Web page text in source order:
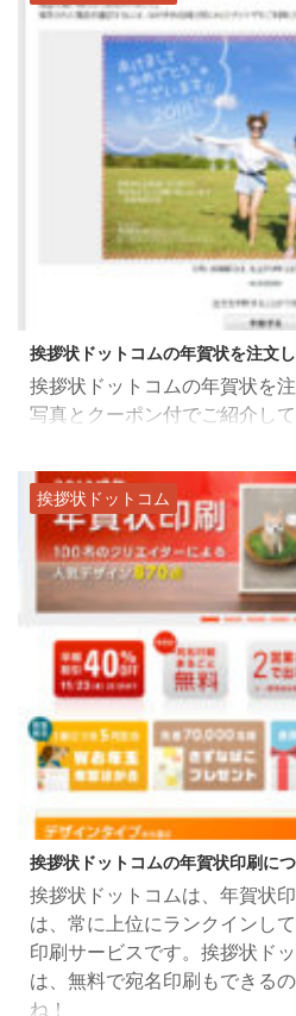
挨拶状ドットコムの年賀状を注文
挨拶状ドットコムの年賀状を
写真とクーポン付でご紹介して
挨拶状ドットコム
挨拶状ドットコムの年賀状印刷に
挨拶状ドットコムは、年賀状
は、常に上位にランクインし
印刷サービスです。挨拶状ド
は、無料で宛名印刷もできる
ね！